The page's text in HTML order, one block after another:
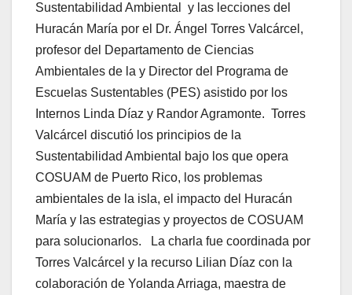
Sustentabilidad Ambiental y las lecciones del
Huracán María por el Dr. Ángel Torres Valcárcel,
profesor del Departamento de Ciencias
Ambientales de la y Director del Programa de
Escuelas Sustentables (PES) asistido por los
Internos Linda Díaz y Randor Agramonte. Torres
Valcárcel discutió los principios de la
Sustentabilidad Ambiental bajo los que opera
COSUAM de Puerto Rico, los problemas
ambientales de la isla, el impacto del Huracán
María y las estrategias y proyectos de COSUAM
para solucionarlos. La charla fue coordinada por
Torres Valcárcel y la recurso Lilian Díaz con la
colaboración de Yolanda Arriaga, maestra de